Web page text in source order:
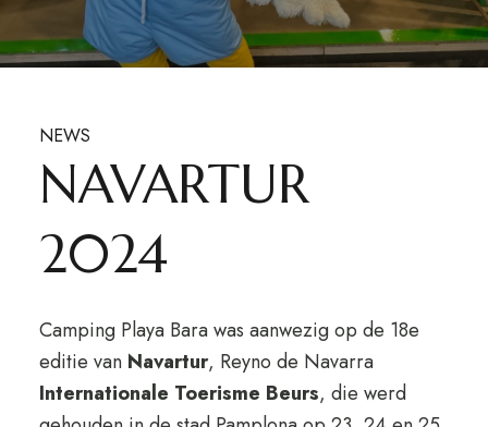
NEWS
NAVARTUR
2024
Camping Playa Bara was aanwezig op de 18e
editie van Navartur, Reyno de Navarra
Internationale Toerisme Beurs, die werd